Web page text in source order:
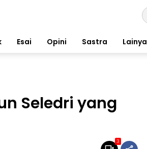
Esai Opini Sastra Lainya
Seledri yang
3